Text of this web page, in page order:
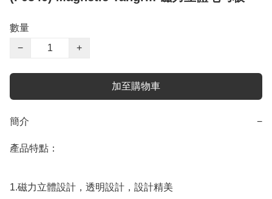
數量
−
+
加至購物車
簡介 −
產品特點：
1.磁力立體設計，透明設計，設計精美